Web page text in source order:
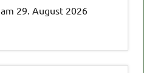
am 29. August 2026